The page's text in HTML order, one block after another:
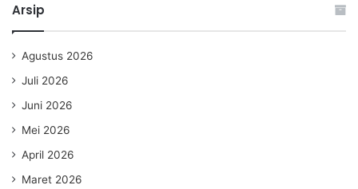
Arsip
Agustus 2026
Juli 2026
Juni 2026
Mei 2026
April 2026
Maret 2026